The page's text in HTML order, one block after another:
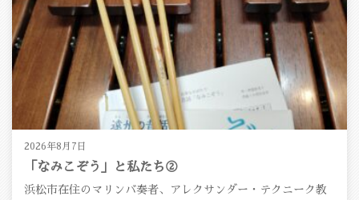
2026年8月7日
「なみこぞう」と私たち②
浜松市在住のマリンバ奏者、アレクサンダー・テクニーク教